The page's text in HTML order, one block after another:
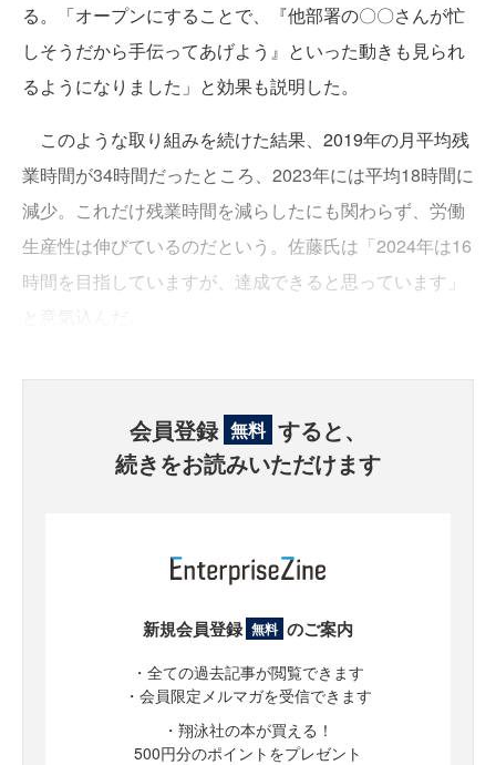
る。「オープンにすることで、『他部署の〇〇さんが忙
しそうだから手伝ってあげよう』といった動きも見られ
るようになりました」と効果も説明した。
このような取り組みを続けた結果、2019年の月平均残
業時間が34時間だったところ、2023年には平均18時間に
減少。これだけ残業時間を減らしたにも関わらず、労働
生産性は伸びているのだという。佐藤氏は「2024年は16
時間を目指していますが、達成できると思っています」
会員登録 無料 すると、
続きをお読みいただけます
新規会員登録 無料 のご案内
・全ての過去記事が閲覧できます
・会員限定メルマガを受信できます
・翔泳社の本が買える！
500円分のポイントをプレゼント